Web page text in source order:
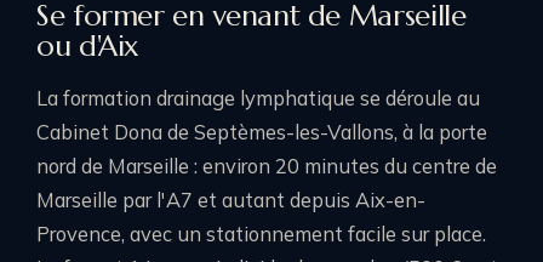
Se former en venant de Marseille
ou d'Aix
La formation drainage lymphatique se déroule au
Cabinet Dona de Septèmes-les-Vallons, à la porte
nord de Marseille : environ 20 minutes du centre de
Marseille par l'A7 et autant depuis Aix-en-
Provence, avec un stationnement facile sur place.